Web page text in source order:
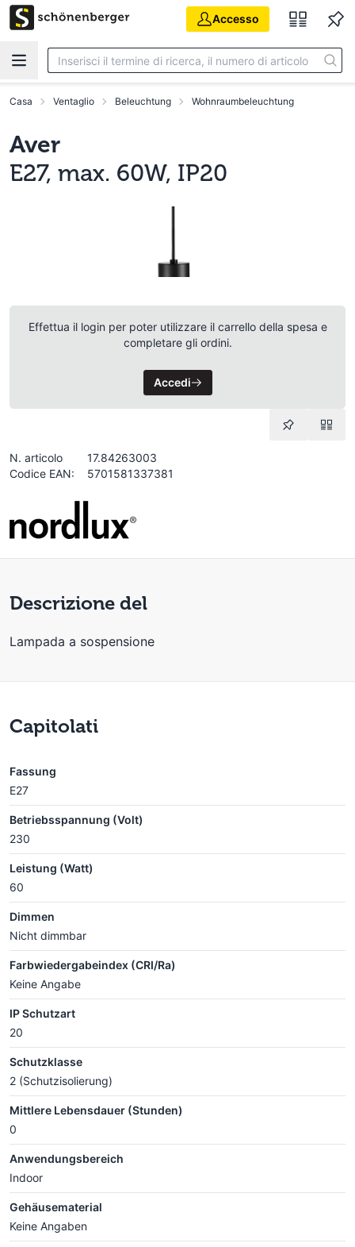
Vai al contenuto principale
Accesso
Casa Ventaglio Beleuchtung Wohnraumbeleuchtung
Aver
E27, max. 60W, IP20
Effettua il login per poter utilizzare il carrello della spesa e
completare gli ordini.
Accedi
N. articolo
17.84263003
Codice EAN:
5701581337381
Descrizione del
Lampada a sospensione
Capitolati
Fassung
E27
Betriebsspannung (Volt)
230
Leistung (Watt)
60
Dimmen
Nicht dimmbar
Farbwiedergabeindex (CRI/Ra)
Keine Angabe
IP Schutzart
20
Schutzklasse
2 (Schutzisolierung)
Mittlere Lebensdauer (Stunden)
0
Anwendungsbereich
Indoor
Gehäusematerial
Keine Angaben